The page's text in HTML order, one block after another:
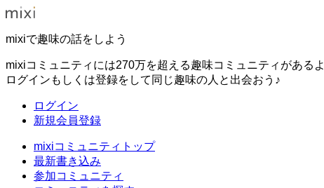
mixiで趣味の話をしよう
mixiコミュニティには270万を超える趣味コミュニティがあるよ
ログインもしくは登録をして同じ趣味の人と出会おう♪
ログイン
新規会員登録
mixiコミュニティトップ
最新書き込み
参加コミュニティ